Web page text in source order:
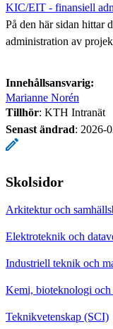
KIC/EIT - finansiell
På den här sidan hittar
administration av
Innehållsansvarig:
Marianne Norén
Tillhör: KTH Intranät
Senast ändrad: 2026-
Skolsidor
Arkitektur och
Elektroteknik och
Industriell teknik och
Kemi, bioteknologi
Teknikvetenskap (SCI)